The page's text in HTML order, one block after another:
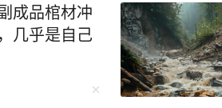
成品棺材冲
几乎是自己